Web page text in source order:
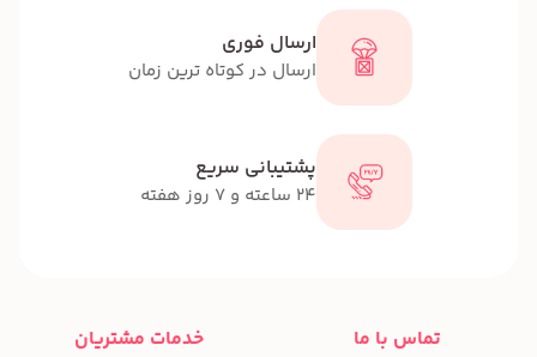
ارسال فوری
ارسال در کوتاه ترین زمان
پشتیبانی سریع
24 ساعته و 7 روز هفته
تماس با ما خدمات مشتریان